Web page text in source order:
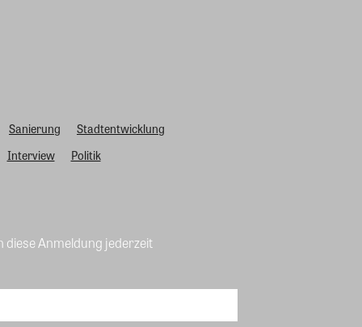
Sanierung
Stadtentwicklung
Interview Politik
diese Anmeldung jederzeit